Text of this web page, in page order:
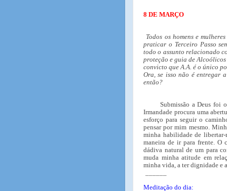
8 DE MARÇO
Todos os homens e
praticar o Terceiro Passo
todo o assunto relacionado
proteção e guia de Alcoólicos
convicto que A.A. é o único
Ora, se isso não é entregar
então?
Submissão a Deus foi
Irmandade procura uma
esforço para seguir o
pensar por mim mesmo.
minha habilidade de
maneira de ir para frente. O
dádiva natural de um para
muda minha atitude em
minha vida, a ter dignidade e
Meditação do dia: